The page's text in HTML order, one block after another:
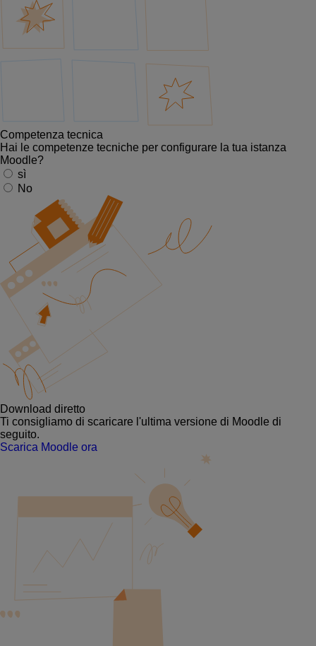
Competenza tecnica
Hai le competenze tecniche per configurare la tua istanza
Moodle?
sì
No
Download diretto
Ti consigliamo di scaricare l'ultima versione di Moodle di
seguito.
Scarica Moodle ora